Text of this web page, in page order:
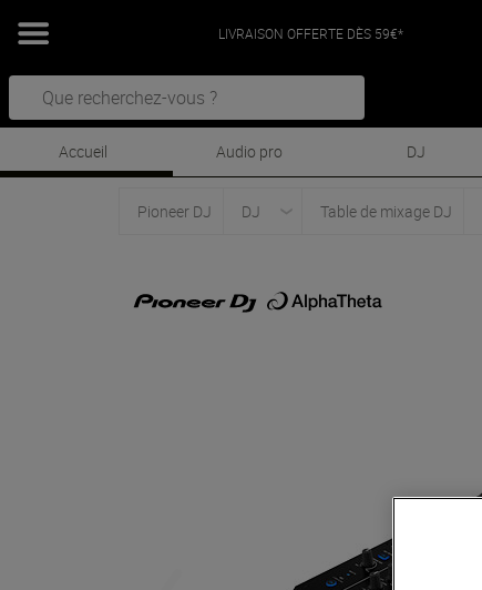
LIVRAISON OFFERTE DÈS 59€*
Accueil Audio pro DJ
Pioneer DJ DJ Table de mixage DJ